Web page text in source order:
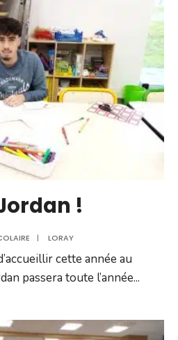
au
!
| LORAY
cette année au
passera toute l’année...